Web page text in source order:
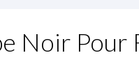
Noir Pour